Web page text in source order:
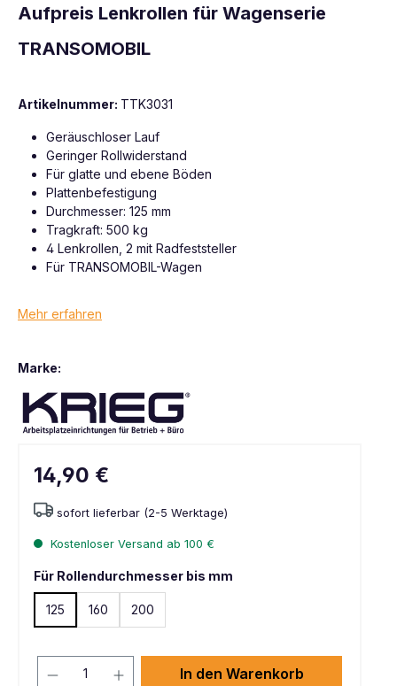
Aufpreis Lenkrollen für Wagenserie
TRANSOMOBIL
Artikelnummer: TTK3031
Geräuschloser Lauf
Geringer Rollwiderstand
Für glatte und ebene Böden
Plattenbefestigung
Durchmesser: 125 mm
Tragkraft: 500 kg
4 Lenkrollen, 2 mit Radfeststeller
Für TRANSOMOBIL-Wagen
Mehr erfahren
Marke:
14,90 €
sofort lieferbar (2-5 Werktage)
Kostenloser Versand ab 100 €
Für Rollendurchmesser bis mm
125 160 200
In den Warenkorb